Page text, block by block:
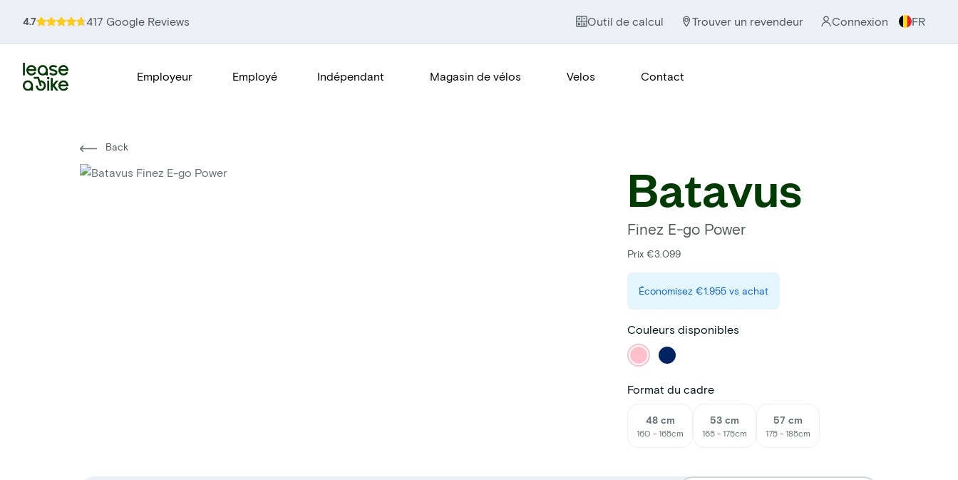
4.7 417 Google Reviews Outil de calcul Trouver un revendeur Connexion FR
Employeur Employé Indépendant Magasin de vélos Velos Contact
Back
Batavus
Finez E-go Power
Prix €3.099
Économisez €1.955 vs achat
Couleurs disponibles
Format du cadre
48 cm
160 - 165cm
53 cm
165 - 175cm
57 cm
175 - 185cm